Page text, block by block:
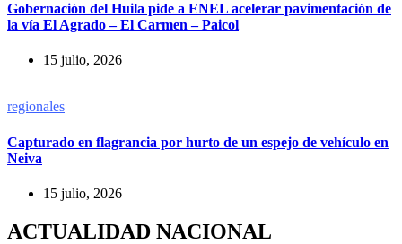
Gobernación del Huila pide a ENEL acelerar pavimentación de
la vía El Agrado – El Carmen – Paicol
15 julio, 2026
regionales
Capturado en flagrancia por hurto de un espejo de vehículo en
Neiva
15 julio, 2026
ACTUALIDAD NACIONAL